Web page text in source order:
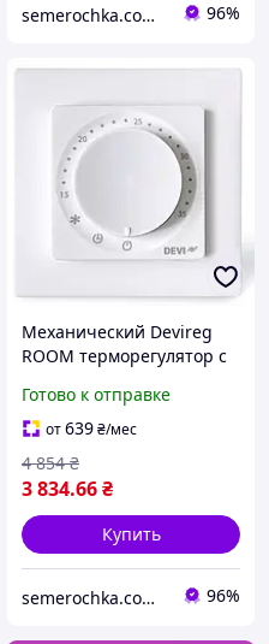
semerochka.com.ua 96%
Механический Devireg
ROOM терморегулятор с
Bluetooth (140F1161),
датчик пола и воздуха
Готово к отправке
от639₴/мес
3 834.66₴
4 854 ₴
Купить
semerochka.com.ua 96%